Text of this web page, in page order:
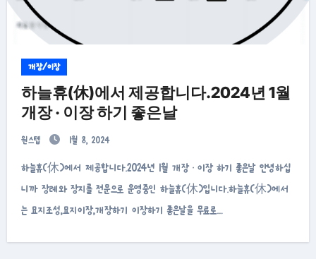
개장/이장
하늘휴(休)에서 제공합니다.2024년 1월
개장 · 이장 하기 좋은날
원스텝 1월 8, 2024
하늘휴(休)에서 제공합니다.2024년 1월 개장 · 이장 하기 좋은날 안녕하십
니까 장례와 장지를 전문으로 운영중인 하늘휴(休)입니다.하늘휴(休)에서
는 묘지조성,묘지이장,개장하기 이장하기 좋은날을 무료로…